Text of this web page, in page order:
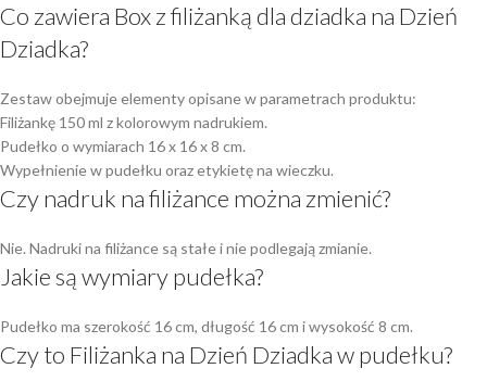
Co zawiera Box z filiżanką dla dziadka na Dzień
Dziadka?
Zestaw obejmuje elementy opisane w parametrach produktu:
Filiżankę 150 ml z kolorowym nadrukiem.
Pudełko o wymiarach 16 x 16 x 8 cm.
Wypełnienie w pudełku oraz etykietę na wieczku.
Czy nadruk na filiżance można zmienić?
Nie. Nadruki na filiżance są stałe i nie podlegają zmianie.
Jakie są wymiary pudełka?
Pudełko ma szerokość 16 cm, długość 16 cm i wysokość 8 cm.
Czy to Filiżanka na Dzień Dziadka w pudełku?